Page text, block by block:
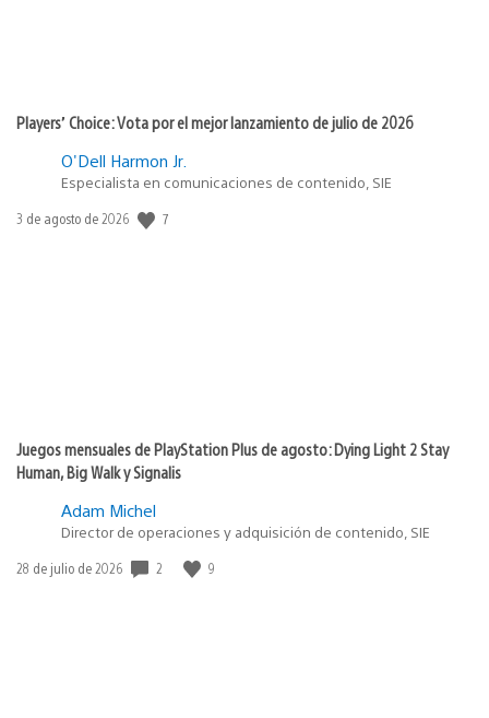
Players’ Choice: Vota por el mejor lanzamiento de julio de 2026
O'Dell Harmon Jr.
Especialista en comunicaciones de contenido, SIE
Fecha
3 de agosto de 2026 7
Juegos mensuales de PlayStation Plus de agosto: Dying Light 2 Stay
Human, Big Walk y Signalis
Adam Michel
Director de operaciones y adquisición de contenido, SIE
Fecha
28 de julio de 2026 2 9